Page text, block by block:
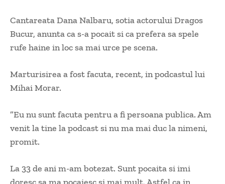
Cantareata Dana Nalbaru, sotia actorului Dragos
Bucur, anunta ca s-a pocait si ca prefera sa spele
rufe haine in loc sa mai urce pe scena.
Marturisirea a fost facuta, recent, in podcastul lui
Mihai Morar.
”Eu nu sunt facuta pentru a fi persoana publica. Am
venit la tine la podcast si nu ma mai duc la nimeni,
promit.
La 33 de ani m-am botezat. Sunt pocaita si imi